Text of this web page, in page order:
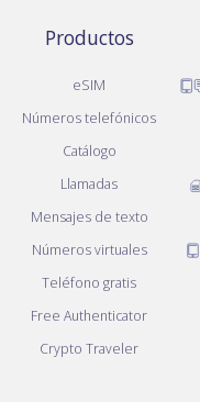
Productos
eSIM
Números telefónicos
Catálogo
Llamadas
Mensajes de texto
Números virtuales
Teléfono gratis
Free Authenticator
Crypto Traveler